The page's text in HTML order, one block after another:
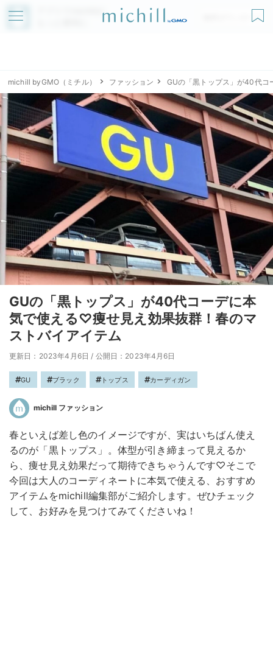
アプリでmichillが
無料ダウンロード
michill byGMO（ミチル） ファッション GUの「黒トップス」が40代
GUの「黒トップス」が40代コーデに本
気で使える♡痩せ見え効果抜群！春のマ
ストバイアイテム
更新日：2023年4月6日 / 公開日：2023年4月6日
GU ブラック トップス カーディガン
michill ファッション
春といえば差し色のイメージですが、実はいちばん使え
るのが「黒トップス」。体型が引き締まって見えるか
ら、痩せ見え効果だって期待できちゃうんです♡そこで
今回は大人のコーディネートに本気で使える、おすすめ
アイテムをmichill編集部がご紹介します。ぜひチェック
して、お好みを見つけてみてくださいね！